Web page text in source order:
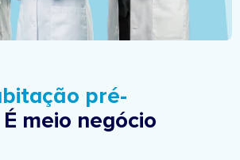
pré-
É meio negócio